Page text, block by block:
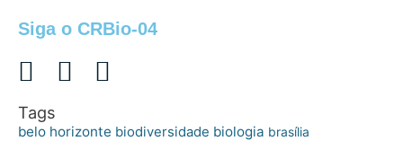
Siga o CRBio-04
Tags
belo horizonte biodiversidade biologia brasília